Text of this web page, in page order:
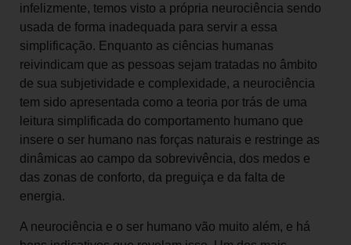
infelizmente, temos visto a própria neurociência sendo
usada de forma inadequada para servir a essa
simplificação. Enquanto as ciências humanas
reivindicam que as pessoas sejam tratadas no âmbito
de sua subjetividade e complexidade, a neurociência
tem sido apresentada como a teoria por trás de uma
leitura simplificada do comportamento humano que
insere o ser humano nas forças naturais e restringe as
dinâmicas ao campo da sobrevivência, dos medos e
das zonas de conforto, da preguiça e da falta de
energia.
A neurociência e o ser humano vão muito além, e há